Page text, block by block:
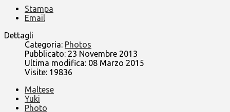
Stampa
Email
Dettagli
Categoria: Photos
Pubblicato: 23 Novembre 2013
Ultima modifica: 08 Marzo 2015
Visite: 19836
Maltese
Yuki
Photo